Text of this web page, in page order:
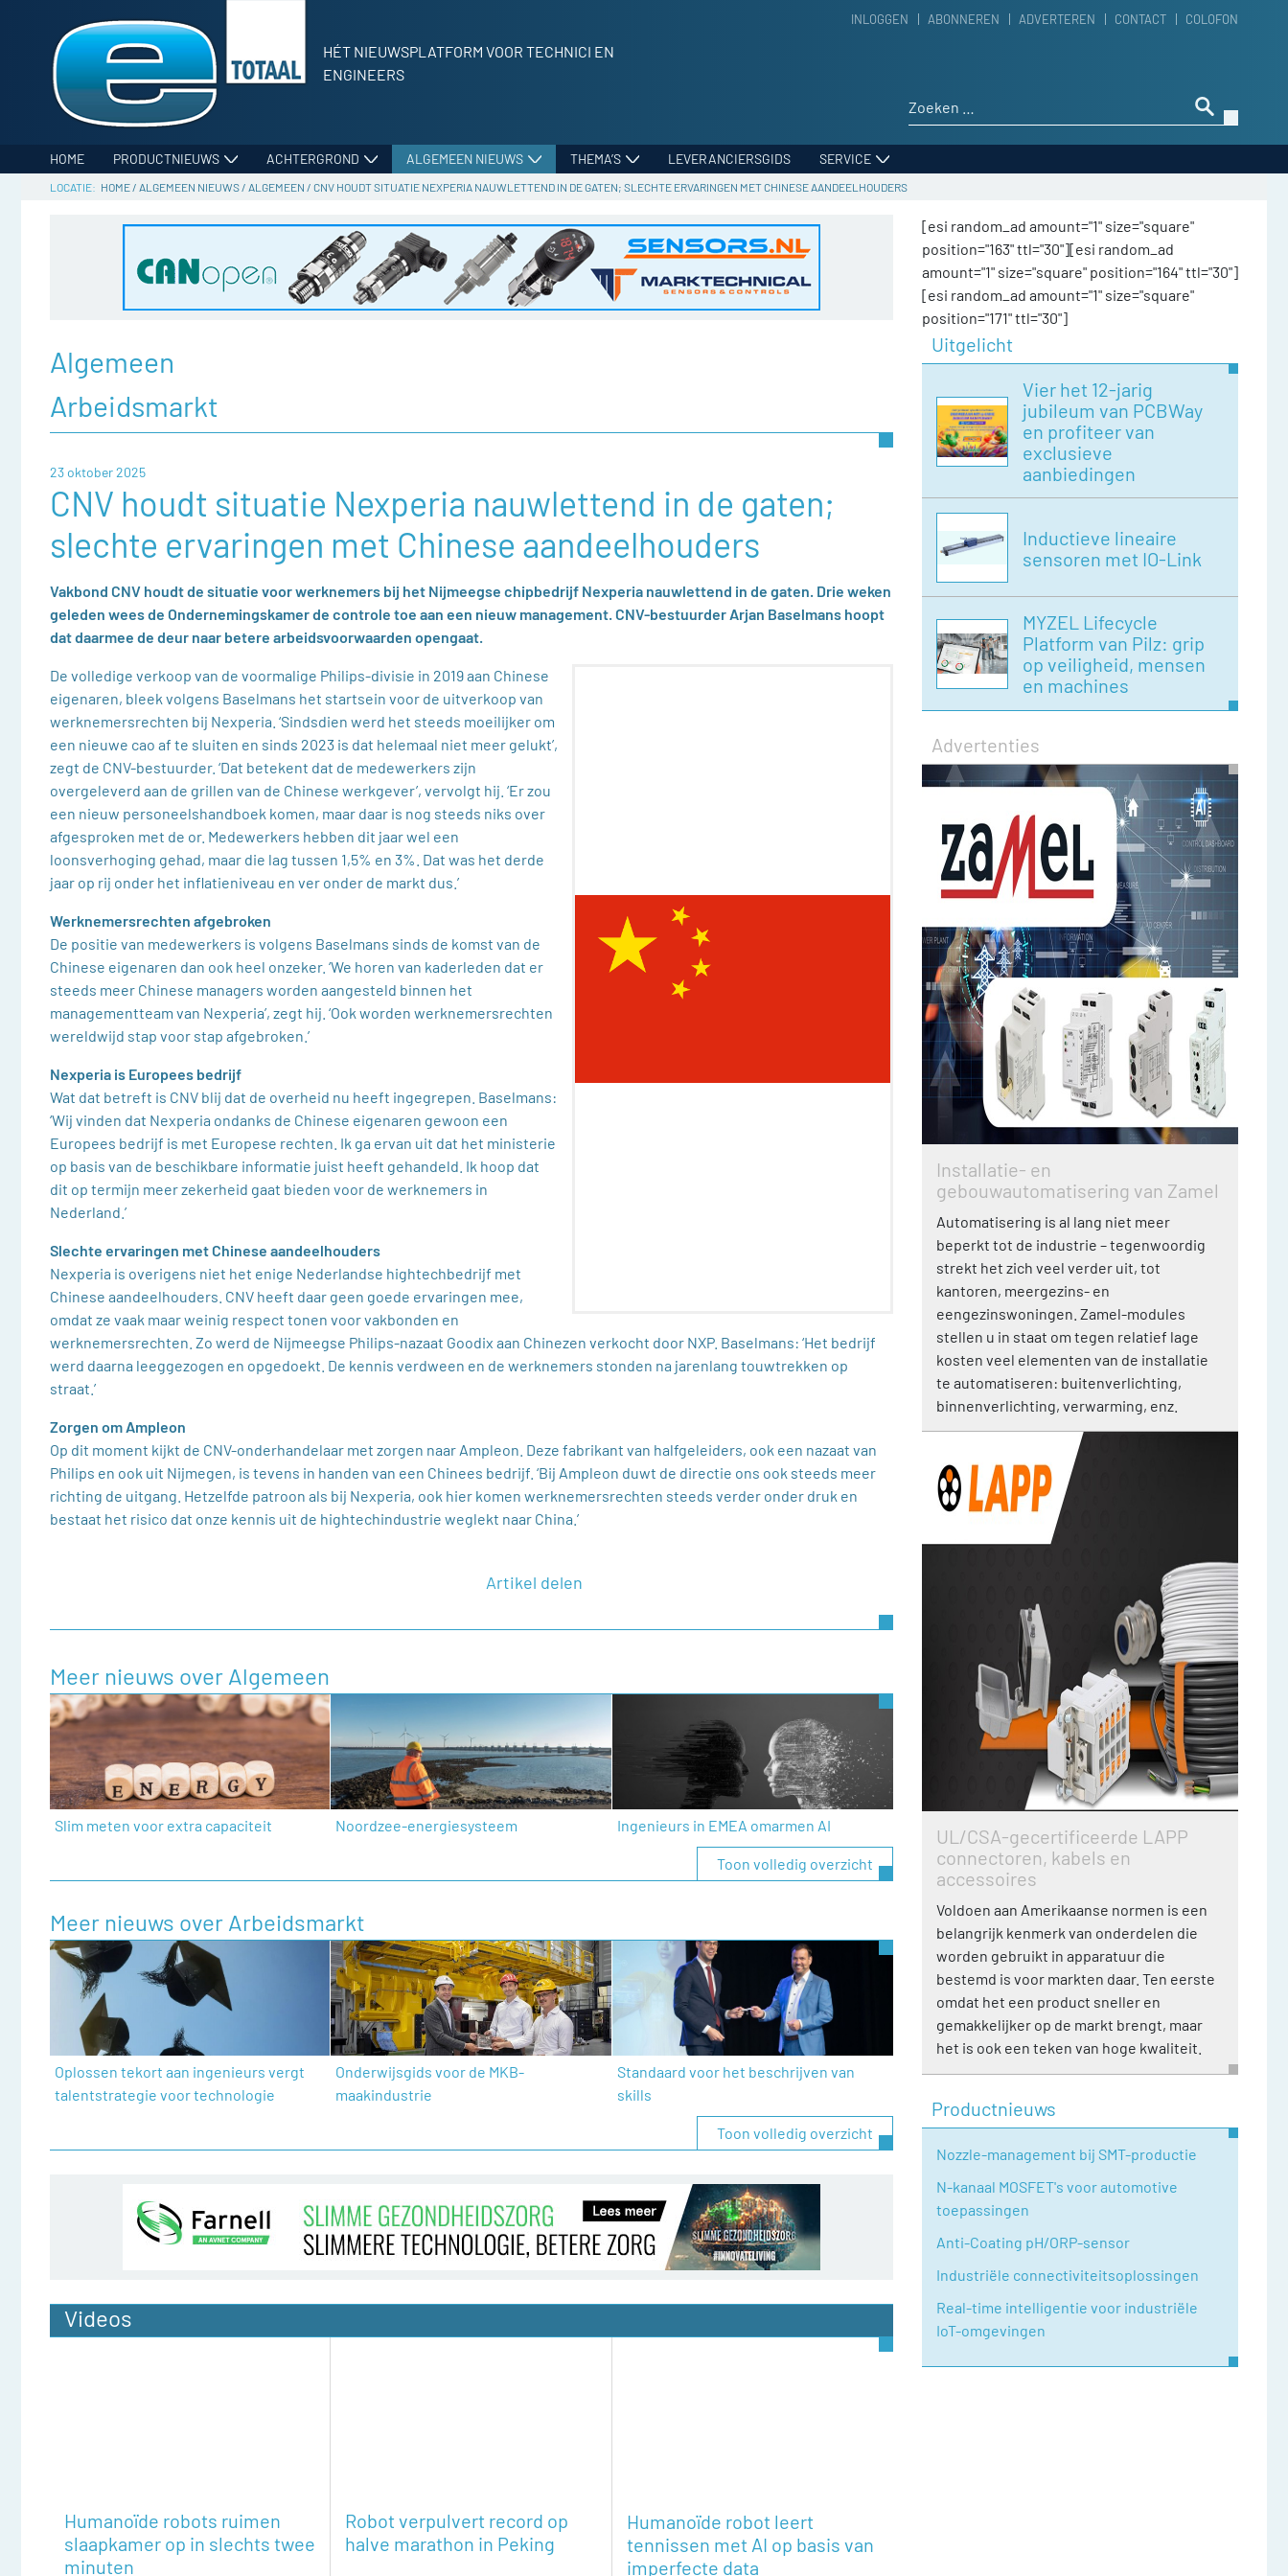
HÉT NIEUWSPLATFORM VOOR TECHNICI EN
ENGINEERS
INLOGGEN ABONNEREN ADVERTEREN CONTACT COLOFON
HOME PRODUCTNIEUWS ACHTERGROND ALGEMEEN NIEUWS THEMA’S LEVERANCIERSGIDS SERVICE
HOME/ ALGEMEEN NIEUWS/ ALGEMEEN / CNV HOUDT SITUATIE NEXPERIA NAUWLETTEND IN DE GATEN; SLECHTE ERVARINGEN MET CHINESE AANDEELHOUDERS
Algemeen
Arbeidsmarkt
23 oktober 2025
CNV houdt situatie Nexperia nauwlettend in de gaten;
slechte ervaringen met Chinese aandeelhouders
Vakbond CNV houdt de situatie voor werknemers bij het Nijmeegse chipbedrijf Nexperia nauwlettend in de gaten. Drie weken
geleden wees de Ondernemingskamer de controle toe aan een nieuw management. CNV-bestuurder Arjan Baselmans hoopt
dat daarmee de deur naar betere arbeidsvoorwaarden opengaat.
De volledige verkoop van de voormalige Philips-divisie in 2019 aan Chinese
eigenaren, bleek volgens Baselmans het startsein voor de uitverkoop van
werknemersrechten bij Nexperia. ‘Sindsdien werd het steeds moeilijker om
een nieuwe cao af te sluiten en sinds 2023 is dat helemaal niet meer gelukt’,
zegt de CNV-bestuurder. ‘Dat betekent dat de medewerkers zijn
overgeleverd aan de grillen van de Chinese werkgever’, vervolgt hij. ‘Er zou
een nieuw personeelshandboek komen, maar daar is nog steeds niks over
afgesproken met de or. Medewerkers hebben dit jaar wel een
loonsverhoging gehad, maar die lag tussen 1,5% en 3%. Dat was het derde
jaar op rij onder het inflatieniveau en ver onder de markt dus.’
Werknemersrechten afgebroken
De positie van medewerkers is volgens Baselmans sinds de komst van de
Chinese eigenaren dan ook heel onzeker. ‘We horen van kaderleden dat er
steeds meer Chinese managers worden aangesteld binnen het
managementteam van Nexperia’, zegt hij. ‘Ook worden werknemersrechten
wereldwijd stap voor stap afgebroken.’
Nexperia is Europees bedrijf
Wat dat betreft is CNV blij dat de overheid nu heeft ingegrepen. Baselmans:
‘Wij vinden dat Nexperia ondanks de Chinese eigenaren gewoon een
Europees bedrijf is met Europese rechten. Ik ga ervan uit dat het ministerie
op basis van de beschikbare informatie juist heeft gehandeld. Ik hoop dat
dit op termijn meer zekerheid gaat bieden voor de werknemers in
Nederland.’
Slechte ervaringen met Chinese aandeelhouders
Nexperia is overigens niet het enige Nederlandse hightechbedrijf met
Chinese aandeelhouders. CNV heeft daar geen goede ervaringen mee,
omdat ze vaak maar weinig respect tonen voor vakbonden en
werknemersrechten. Zo werd de Nijmeegse Philips-nazaat Goodix aan Chinezen verkocht door NXP. Baselmans: ‘Het bedrijf
werd daarna leeggezogen en opgedoekt. De kennis verdween en de werknemers stonden na jarenlang touwtrekken op
straat.’
Zorgen om Ampleon
Op dit moment kijkt de CNV-onderhandelaar met zorgen naar Ampleon. Deze fabrikant van halfgeleiders, ook een nazaat van
Philips en ook uit Nijmegen, is tevens in handen van een Chinees bedrijf. ‘Bij Ampleon duwt de directie ons ook steeds meer
richting de uitgang. Hetzelfde patroon als bij Nexperia, ook hier komen werknemersrechten steeds verder onder druk en
bestaat het risico dat onze kennis uit de hightechindustrie weglekt naar China.’
Artikel delen
Meer nieuws over Algemeen
Slim meten voor extra capaciteit Noordzee-energiesysteem Ingenieurs in EMEA omarmen AI
Toon volledig overzicht
Meer nieuws over Arbeidsmarkt
Oplossen tekort aan ingenieurs vergt
talentstrategie voor technologie
Onderwijsgids voor de MKB-
maakindustrie
Standaard voor het beschrijven van
skills
Toon volledig overzicht
Videos
Humanoïde robots ruimen
slaapkamer op in slechts twee
minuten
Robot verpulvert record op
halve marathon in Peking
Humanoïde robot leert
tennissen met AI op basis van
imperfecte data
[esi random_ad amount="1" size="square"
position="163" ttl="30"][esi random_ad
amount="1" size="square" position="164" ttl="30"]
[esi random_ad amount="1" size="square"
position="171" ttl="30"]
Uitgelicht
Vier het 12-jarig
jubileum van PCBWay
en profiteer van
exclusieve
aanbiedingen
Inductieve lineaire
sensoren met IO-Link
MYZEL Lifecycle
Platform van Pilz: grip
op veiligheid, mensen
en machines
Advertenties
Installatie- en
gebouwautomatisering van Zamel
Automatisering is al lang niet meer
beperkt tot de industrie – tegenwoordig
strekt het zich veel verder uit, tot
kantoren, meergezins- en
eengezinswoningen. Zamel-modules
stellen u in staat om tegen relatief lage
kosten veel elementen van de installatie
te automatiseren: buitenverlichting,
binnenverlichting, verwarming, enz.
UL/CSA-gecertificeerde LAPP
connectoren, kabels en
accessoires
Voldoen aan Amerikaanse normen is een
belangrijk kenmerk van onderdelen die
worden gebruikt in apparatuur die
bestemd is voor markten daar. Ten eerste
omdat het een product sneller en
gemakkelijker op de markt brengt, maar
het is ook een teken van hoge kwaliteit.
Productnieuws
Nozzle-management bij SMT-productie
N-kanaal MOSFET's voor automotive
toepassingen
Anti-Coating pH/ORP-sensor
Industriële connectiviteitsoplossingen
Real-time intelligentie voor industriële
IoT-omgevingen